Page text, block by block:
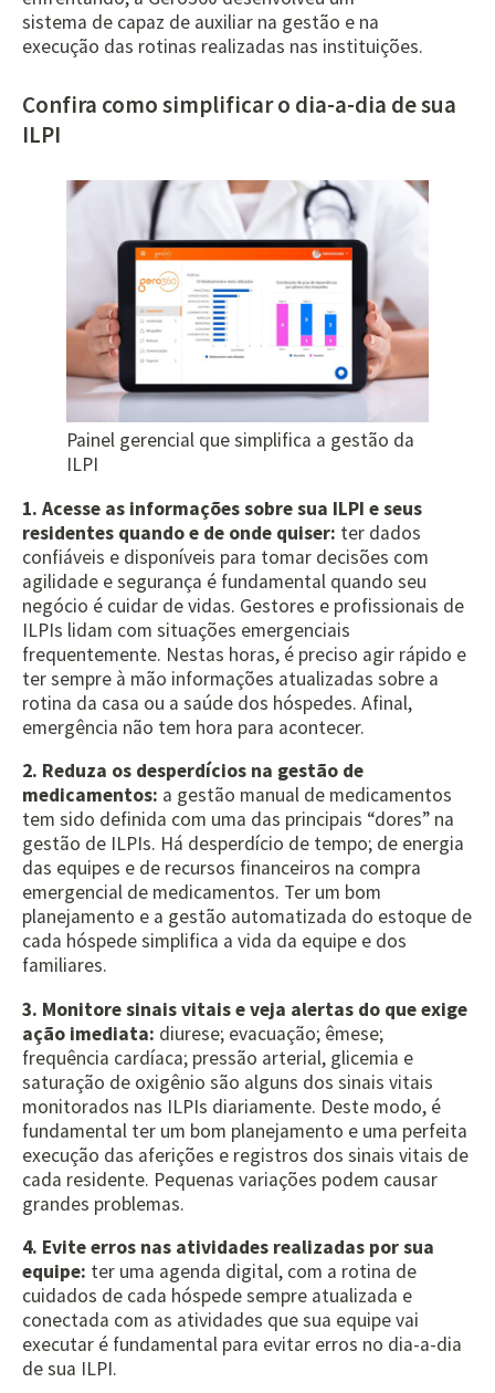
sistema de capaz de auxiliar na gestão e na
execução das rotinas realizadas nas instituições.
Confira como simplificar o dia-a-dia de sua
ILPI
Painel gerencial que simplifica a gestão da
ILPI
1. Acesse as informações sobre sua ILPI e seus
residentes quando e de onde quiser: ter dados
confiáveis e disponíveis para tomar decisões com
agilidade e segurança é fundamental quando seu
negócio é cuidar de vidas. Gestores e profissionais de
ILPIs lidam com situações emergenciais
frequentemente. Nestas horas, é preciso agir rápido e
ter sempre à mão informações atualizadas sobre a
rotina da casa ou a saúde dos hóspedes. Afinal,
emergência não tem hora para acontecer.
2. Reduza os desperdícios na gestão de
medicamentos: a gestão manual de medicamentos
tem sido definida com uma das principais “dores” na
gestão de ILPIs. Há desperdício de tempo; de energia
das equipes e de recursos financeiros na compra
emergencial de medicamentos. Ter um bom
planejamento e a gestão automatizada do estoque de
cada hóspede simplifica a vida da equipe e dos
familiares.
3. Monitore sinais vitais e veja alertas do que exige
ação imediata: diurese; evacuação; êmese;
frequência cardíaca; pressão arterial, glicemia e
saturação de oxigênio são alguns dos sinais vitais
monitorados nas ILPIs diariamente. Deste modo, é
fundamental ter um bom planejamento e uma perfeita
execução das aferições e registros dos sinais vitais de
cada residente. Pequenas variações podem causar
grandes problemas.
4. Evite erros nas atividades realizadas por sua
equipe: ter uma agenda digital, com a rotina de
cuidados de cada hóspede sempre atualizada e
conectada com as atividades que sua equipe vai
executar é fundamental para evitar erros no dia-a-dia
de sua ILPI.